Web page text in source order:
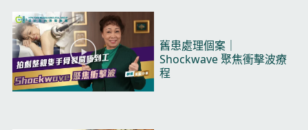
d
e
o
l
a
y
d
舊患處理個案｜
Shockwave 聚焦衝擊波療
程​